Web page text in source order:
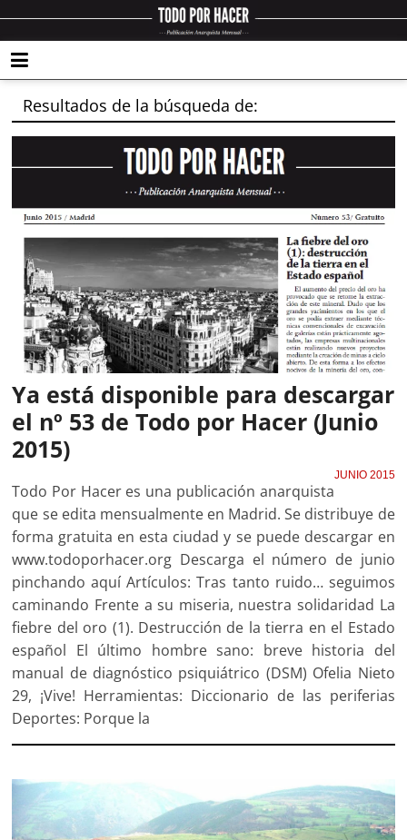
Resultados de la búsqueda de:
Ya está disponible para descargar
el nº 53 de Todo por Hacer (Junio
2015)
JUNIO 2015
Todo Por Hacer es una publicación anarquista
que se edita mensualmente en Madrid. Se distribuye de
forma gratuita en esta ciudad y se puede descargar en
www.todoporhacer.org Descarga el número de junio
pinchando aquí Artículos: Tras tanto ruido… seguimos
caminando Frente a su miseria, nuestra solidaridad La
fiebre del oro (1). Destrucción de la tierra en el Estado
español El último hombre sano: breve historia del
manual de diagnóstico psiquiátrico (DSM) Ofelia Nieto
29, ¡Vive! Herramientas: Diccionario de las periferias
Deportes: Porque la